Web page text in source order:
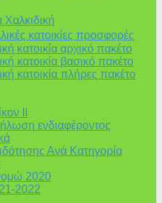
Χαλκιδική
κατοικίες προσφορές
κατοικία αρχικό πακέτο
κατοικία βασικό πακέτο
κατοικία πλήρες πακέτο
II
ενδιαφέροντος
Ανά Κατηγορία
2020
2022